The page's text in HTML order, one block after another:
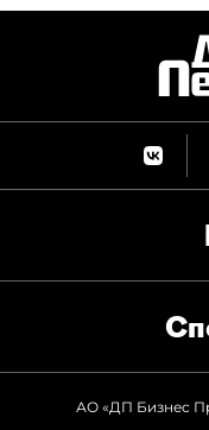
АО «ДП Бизнес